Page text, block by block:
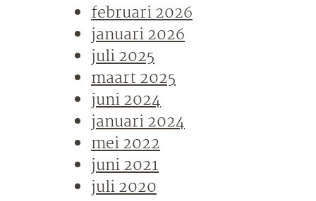
februari 2026
januari 2026
juli 2025
maart 2025
juni 2024
januari 2024
mei 2022
juni 2021
juli 2020